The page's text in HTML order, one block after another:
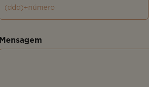
Mensagem